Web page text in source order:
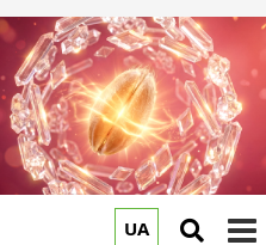
UA